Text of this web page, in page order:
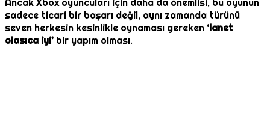
Ancak Xbox oyuncuları için daha da önemlisi, bu oyunun
sadece ticari bir başarı değil, aynı zamanda türünü
seven herkesin kesinlikle oynaması gereken ‘lanet
olasıca iyi’ bir yapım olması.